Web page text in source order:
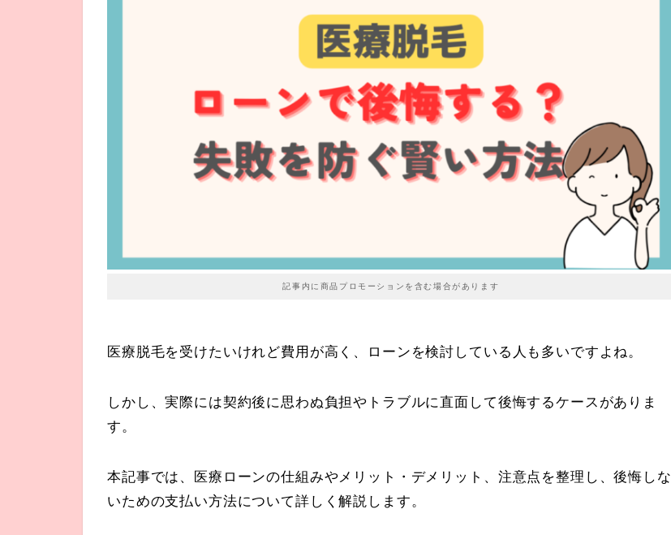
記事内に商品プロモーションを含む場合があります
医療脱毛を受けたいけれど費用が高く、ローンを検討している人も多いですよね。
しかし、実際には契約後に思わぬ負担やトラブルに直面して後悔するケースがありま
す。
本記事では、医療ローンの仕組みやメリット・デメリット、注意点を整理し、後悔しな
いための支払い方法について詳しく解説します。